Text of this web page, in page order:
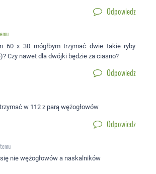
Odpowiedz
60 x 30 mógłbym trzymać dwie takie ryby
Czy nawet dla dwójki będzie za ciasno?
Odpowiedz
w 112 z parą wężogłowów
Odpowiedz
nie wężogłowów a naskalników